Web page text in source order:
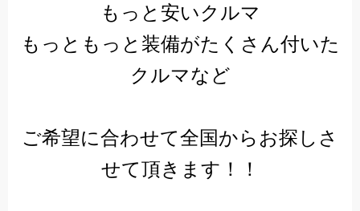
もっと安いクルマ
もっともっと装備がたくさん付いた
クルマなど
ご希望に合わせて全国からお探しさ
せて頂きます！！